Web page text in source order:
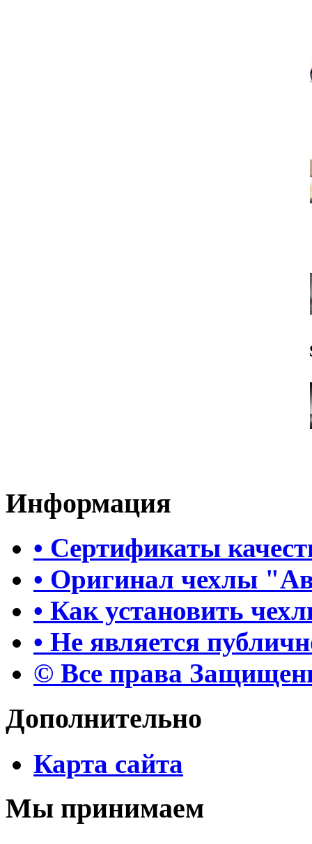
Информация
• Сертификаты
• Оригинал чехлы
• Как установить
• Не является
© Все права
Дополнительно
Карта сайта
Мы принимаем